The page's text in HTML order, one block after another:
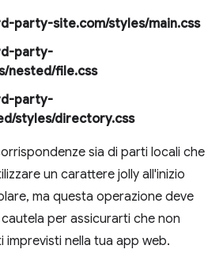
party-site.com/styles/main.css
party-
nested/file.css
party-
styles/directory.css
sia di parti locali che
un carattere jolly all'inizio
ma questa operazione deve
per assicurarti che non
nella tua app web.